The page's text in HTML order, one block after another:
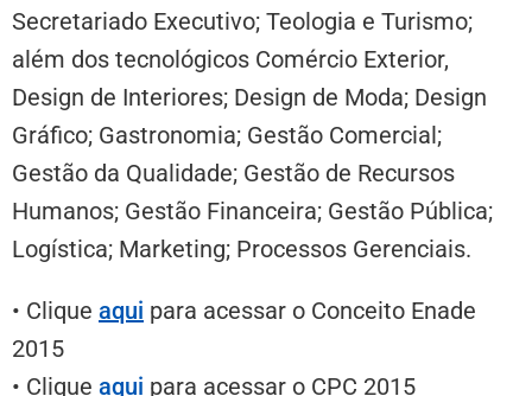
Secretariado Executivo; Teologia e Turismo;
além dos tecnológicos Comércio Exterior,
Design de Interiores; Design de Moda; Design
Gráfico; Gastronomia; Gestão Comercial;
Gestão da Qualidade; Gestão de Recursos
Humanos; Gestão Financeira; Gestão Pública;
Logística; Marketing; Processos Gerenciais.
• Clique aqui para acessar o Conceito Enade
2015
• Clique aqui para acessar o CPC 2015